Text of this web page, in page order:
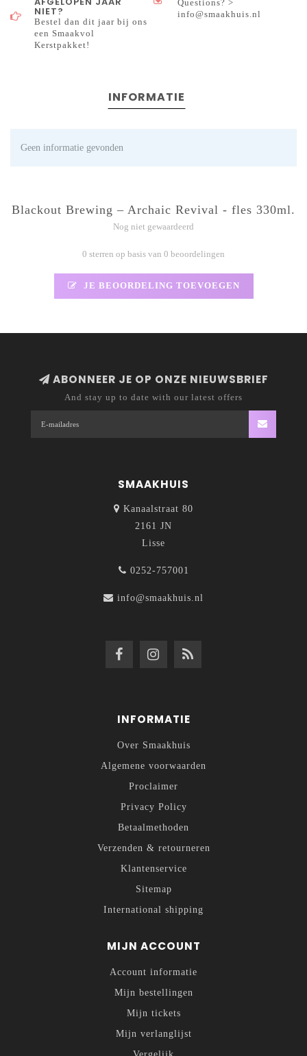
NIET?
Bestel dan dit jaar bij ons
een Smaakvol
Kerstpakket!
Questions? >
info@smaakhuis.nl
INFORMATIE
Geen informatie gevonden
Blackout Brewing – Archaic Revival - fles 330ml.
Nog niet gewaardeerd
0 sterren op basis van 0 beoordelingen
JE BEOORDELING TOEVOEGEN
ABONNEER JE OP ONZE NIEUWSBRIEF
And stay up to date with our latest offers
SMAAKHUIS
Kanaalstraat 80
2161 JN
Lisse
0252-757001
info@smaakhuis.nl
INFORMATIE
Over Smaakhuis
Algemene voorwaarden
Proclaimer
Privacy Policy
Betaalmethoden
Verzenden & retourneren
Klantenservice
Sitemap
International shipping
MIJN ACCOUNT
Account informatie
Mijn bestellingen
Mijn tickets
Mijn verlanglijst